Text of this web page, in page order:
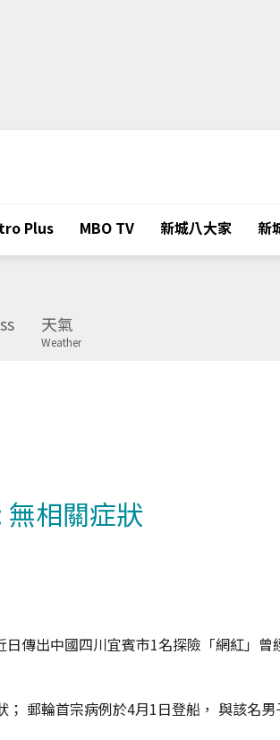
Plus MBO TV 新城八大家 新
天氣
Weather
相關症狀
傳出中國四川宜賓市1名探險「網紅」
郵輪首宗病例於4月1日登船， 與該名男